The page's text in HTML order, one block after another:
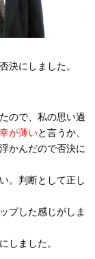
決にしました。
ので、私の思い過
幸が薄いと言うか、
かんだので否決に
。判断として正し
プした感じがしま
しました。